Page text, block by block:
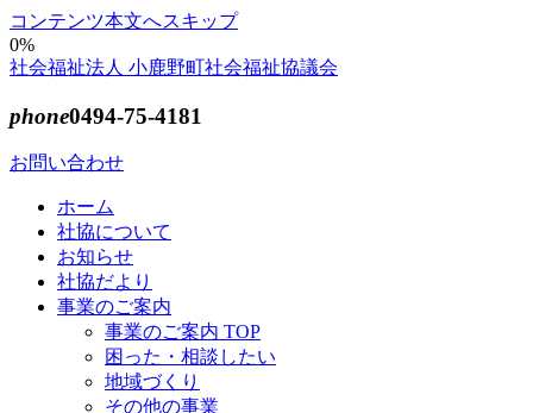
コンテンツ本文へスキップ
0%
社会福祉法人 小鹿野町社会福祉協議会
phone0494-75-4181
お問い合わせ
ホーム
社協について
お知らせ
社協だより
事業のご案内
事業のご案内 TOP
困った・相談したい
地域づくり
その他の事業